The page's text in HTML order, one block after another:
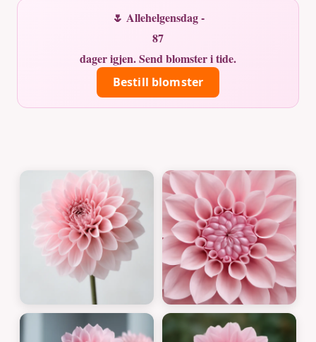
🌷 Allehelgensdag -
87
dager igjen. Send blomster i tide.
Bestill blomster